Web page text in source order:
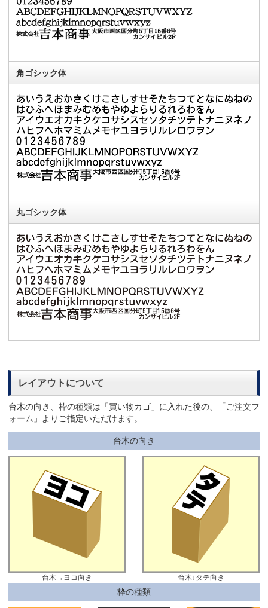
角ゴシック体
丸ゴシック体
レイアウトについて
台木の向き、枠の種類は「買い物カゴ」に入れた後の、「ご注文フ
ォーム」よりご指定いただけます。
台木の向き
台木→ヨコ向き 台木↓タテ向き
枠の種類